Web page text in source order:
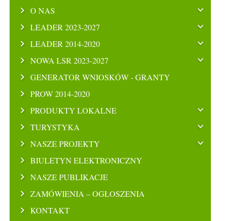
O NAS
LEADER 2023-2027
LEADER 2014-2020
NOWA LSR 2023-2027
GENERATOR WNIOSKÓW - GRANTY
PROW 2014-2020
PRODUKTY LOKALNE
TURYSTYKA
NASZE PROJEKTY
BIULETYN ELEKTRONICZNY
NASZE PUBLIKACJE
ZAMÓWIENIA – OGŁOSZENIA
KONTAKT